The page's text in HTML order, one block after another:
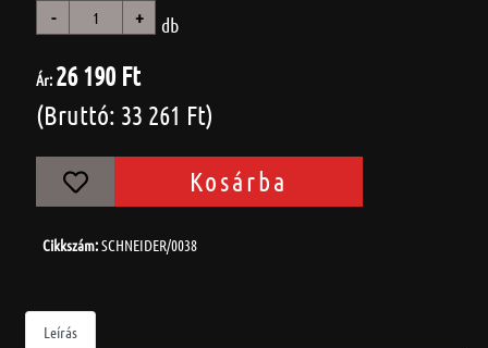
- + db
Ár: 26 190 Ft
(Bruttó: 33 261 Ft)
Kosárba
Cikkszám:SCHNEIDER/0038
Leírás